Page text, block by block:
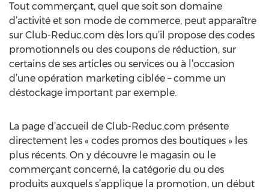
Tout commerçant, quel que soit son domaine
d’activité et son mode de commerce, peut apparaître
sur Club-Reduc.com dès lors qu’il propose des codes
promotionnels ou des coupons de réduction, sur
certains de ses articles ou services ou à l’occasion
d’une opération marketing ciblée – comme un
déstockage important par exemple.
La page d’accueil de Club-Reduc.com présente
directement les « codes promos des boutiques » les
plus récents. On y découvre le magasin ou le
commerçant concerné, la catégorie du ou des
produits auxquels s’applique la promotion, un début